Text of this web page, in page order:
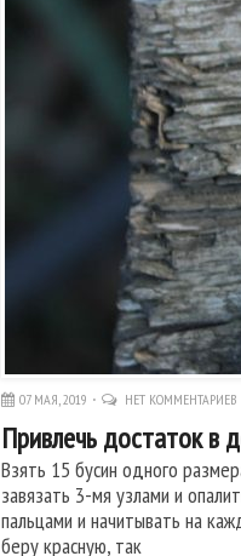
07 МАЯ, 2019 НЕТ КОММЕНТАРИЕВ
Привлечь достаток в
Взять 15 бусин одного
завязать 3-мя узлами и
пальцами и начитывать на
беру красную, так